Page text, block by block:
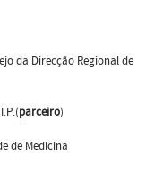
da Direcção Regional de
parceiro)
de Medicina